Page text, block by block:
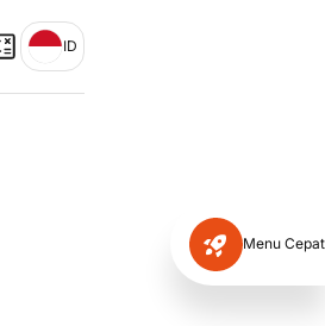
ID
Menu Cepat